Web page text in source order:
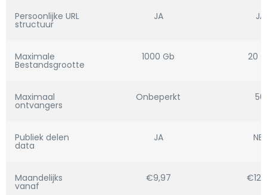
Persoonlijke URL
structuur
JA JA
Maximale
Bestandsgrootte
1000 Gb 20
Maximaal
ontvangers
Onbeperkt 50
Publiek delen
data
JA NEE
Maandelijks
vanaf
€9,97